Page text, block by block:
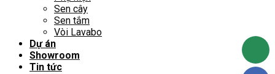
Sen cây
Sen tắm
Vòi Lavabo
Dự án
Showroom
Tin tức